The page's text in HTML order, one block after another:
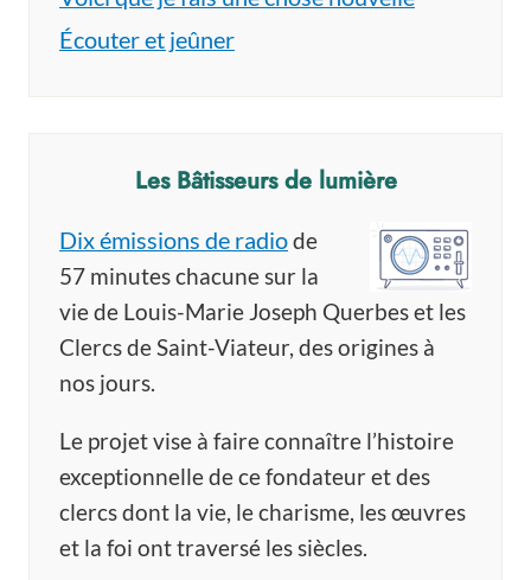
Écouter et jeûner
Les Bâtisseurs de lumière
Dix émissions de radiode
57 minutes chacune sur la
vie de Louis-Marie Joseph Querbes et les
Clercs de Saint-Viateur, des origines à
nos jours.
Le projet vise à faire connaître l’histoire
exceptionnelle de ce fondateur et des
clercs dont la vie, le charisme, les œuvres
et la foi ont traversé les siècles.